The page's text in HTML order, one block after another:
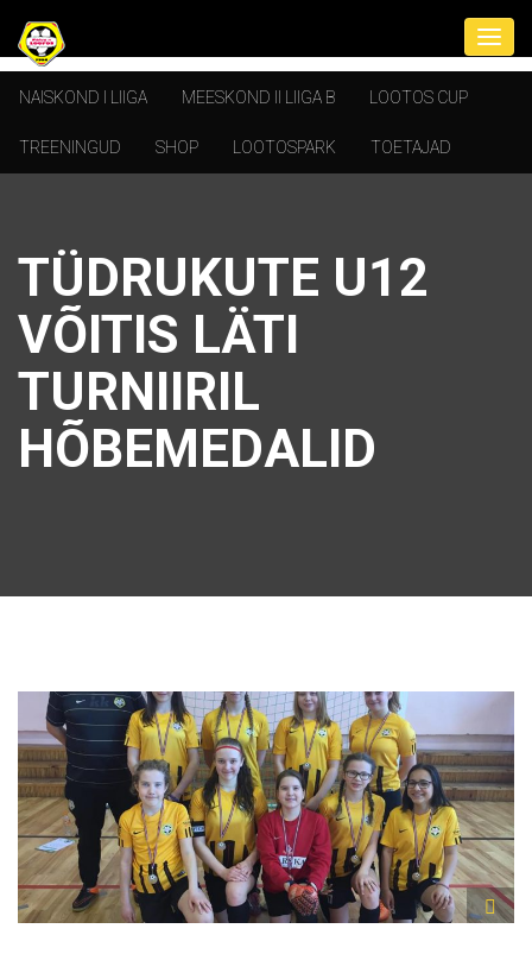
NAISKOND I LIIGA MEESKOND II LIIGA B LOOTOS CUP
TREENINGUD SHOP LOOTOSPARK TOETAJAD
TÜDRUKUTE U12
VÕITIS LÄTI
TURNIIRIL
HÕBEMEDALID